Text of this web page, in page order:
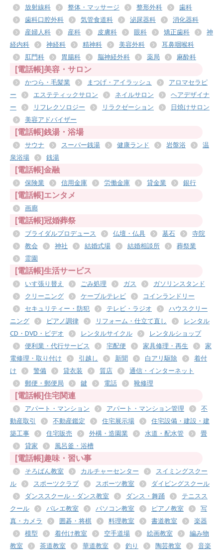
放射線科
整体・マッサージ 整形外科
歯科
歯科口腔外科
気管食道科 泌尿器科
消化器科
産婦人科
産科 皮膚科 眼科 矯正歯科
神
経内科
神経科 精神科 美容外科
耳鼻咽喉科
肛門科
胃腸科 脳神経外科 薬局 麻酔科
[電話帳]美容・サロン
かつら・毛髪業 まつげ・アイラッシュ
アロマセラピ
ー
エステティックサロン ネイルサロン
ヘアデザイナ
ー
リフレクソロジー リラクゼーション
日焼けサロン
美容アドバイザー
[電話帳]銭湯・浴場
サウナ スーパー銭湯 健康ランド 岩盤浴
温
泉浴場
銭湯
[電話帳]金融
保険業 信用金庫 労働金庫 貸金業 銀行
[電話帳]エンタメ
画廊
[電話帳]冠婚葬祭
ブライダルプロデュース 仏壇・仏具 墓石
寺院
教会
神社 結婚式場 結婚相談所
葬祭業
霊園
[電話帳]生活サービス
いす張り替え ごみ処理 ガス
ガソリンスタンド
クリーニング
ケーブルテレビ
コインランドリー
セキュリティー・防犯
テレビ・ラジオ
ハウスクリー
ニング
ピアノ調律 リフォーム・仕立て直し
レンタル
CD・DVD・ビデオ
レンタルサイクル
レンタルショップ
便利業・代行サービス
宅配便 家具修理・再生
家
電修理・取り付け
引越し 新聞 白アリ駆除
着付
け
警備 貸衣装 質店
通信・インターネット
郵便・郵便局
鍵 電話 靴修理
[電話帳]住宅関連
アパート・マンション アパート・マンション管理
不
動産取引
不動産鑑定 住宅展示場
住宅設備・建設・建
築工事
住宅販売 外構・造園業 水道・配水管
畳
貸家
風呂釜・浴槽
[電話帳]趣味・習い事
そろばん教室 カルチャーセンター
スイミングスクー
ル
スポーツクラブ スポーツ教室
ダイビングスクール
ダンススクール・ダンス教室
ダンス・舞踊
テニスス
クール
バレエ教室 パソコン教室 ピアノ教室
写
真・カメラ
囲碁・将棋 料理教室 書道教室
楽器
模型
着付け教室 空手道場 絵画教室
編み物
教室
茶道教室 華道教室 釣り 陶芸教室
音楽